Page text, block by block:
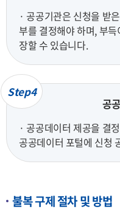
· 공공기관은 신청을 받
부를 결정해야 하며, 부
장할 수 있습니다.
Step4
공
· 공공데이터 제공을 결
공공데이터 포털에 신청
불복 구제 절차 및 방법